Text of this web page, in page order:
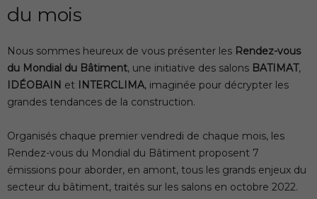
du mois
Nous sommes heureux de vous présenter les Rendez-vous
du Mondial du Bâtiment, une initiative des salons BATIMAT,
IDÉOBAIN et INTERCLIMA, imaginée pour décrypter les
grandes tendances de la construction.
Organisés chaque premier vendredi de chaque mois, les
Rendez-vous du Mondial du Bâtiment proposent 7
émissions pour aborder, en amont, tous les grands enjeux du
secteur du bâtiment, traités sur les salons en octobre 2022.